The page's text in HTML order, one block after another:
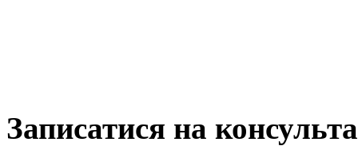
Записатися на